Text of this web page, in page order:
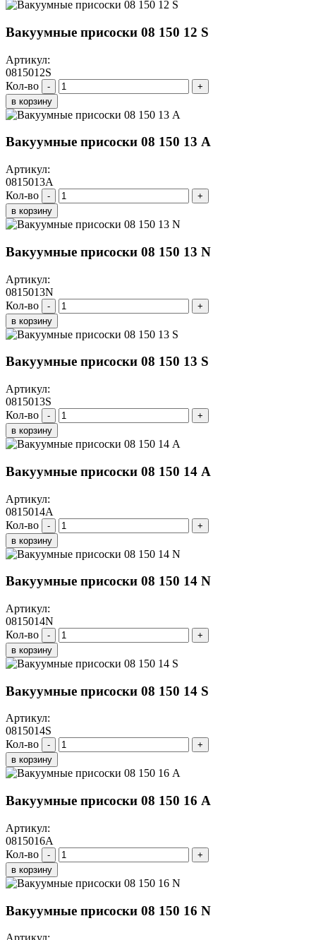
Вакуумные присоски 08 150 12 S
Артикул:
0815012S
Кол-во
-
+
в корзину
Вакуумные присоски 08 150 13 A
Артикул:
0815013A
Кол-во
-
+
в корзину
Вакуумные присоски 08 150 13 N
Артикул:
0815013N
Кол-во
-
+
в корзину
Вакуумные присоски 08 150 13 S
Артикул:
0815013S
Кол-во
-
+
в корзину
Вакуумные присоски 08 150 14 A
Артикул:
0815014A
Кол-во
-
+
в корзину
Вакуумные присоски 08 150 14 N
Артикул:
0815014N
Кол-во
-
+
в корзину
Вакуумные присоски 08 150 14 S
Артикул:
0815014S
Кол-во
-
+
в корзину
Вакуумные присоски 08 150 16 A
Артикул:
0815016A
Кол-во
-
+
в корзину
Вакуумные присоски 08 150 16 N